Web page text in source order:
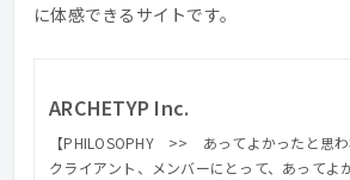
に体感できるサイトです。
ARCHETYP Inc.
【PHILOSOPHY >> あってよかったと思われる
クライアント、メンバーにとって、あってよ